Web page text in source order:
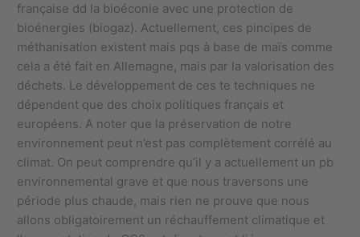
française dd la bioéconie avec une protection de
bioénergies (biogaz). Actuellement, ces pincipes de
méthanisation existent mais pqs à base de maïs comme
cela a été fait en Allemagne, mais par la valorisation des
déchets. Le développement de ces te techniques ne
dépendent que des choix politiques français et
européens. A noter que la préservation de notre
environnement peut n’est pas complètement corrélé au
climat. On peut comprendre qu’il y a actuellement un pb
environnemental grave et que nous traversons une
période plus chaude, mais rien ne prouve que nous
allons obligatoirement un réchauffement climatique et